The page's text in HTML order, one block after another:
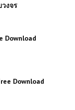
งจร
Download
Download